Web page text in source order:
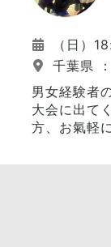
（日）
千葉県
男女経験者
大会に出て
方、お氣軽